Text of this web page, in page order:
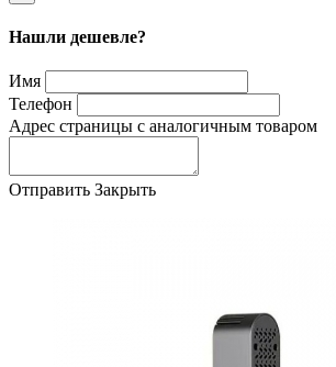
Нашли дешевле?
Имя
Телефон
Адрес страницы с аналогичным товаром
Отправить Закрыть